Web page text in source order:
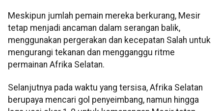
Meskipun jumlah pemain mereka berkurang, Mesir
tetap menjadi ancaman dalam serangan balik,
menggunakan pergerakan dan kecepatan Salah untuk
mengurangi tekanan dan mengganggu ritme
permainan Afrika Selatan.
Selanjutnya pada waktu yang tersisa, Afrika Selatan
berupaya mencari gol penyeimbang, namun hingga